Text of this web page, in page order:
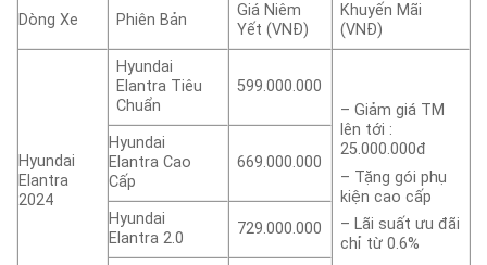
Dòng Xe Phiên Bản
Giá Niêm
Yết (VNĐ)
Khuyến Mãi
(VNĐ)
Hyundai
Elantra
2024
Hyundai
Elantra Tiêu
Chuẩn
599.000.000
– Giảm giá TM
lên tới :
25.000.000đ
– Tặng gói phụ
kiện cao cấp
– Lãi suất ưu đãi
chỉ từ 0.6%
Hyundai
Elantra Cao
Cấp
669.000.000
Hyundai
Elantra 2.0
729.000.000